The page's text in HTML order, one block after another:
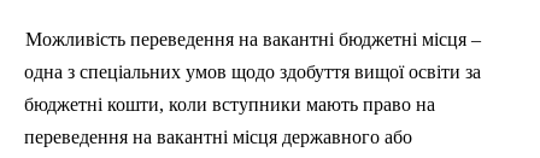
Можливість переведення на вакантні бюджетні місця –
одна з спеціальних умов щодо здобуття вищої освіти за
бюджетні кошти, коли вступники мають право на
переведення на вакантні місця державного або